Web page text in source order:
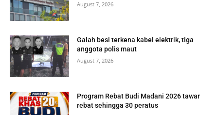
August 7, 2026
Galah besi terkena kabel elektrik, tiga
anggota polis maut
August 7, 2026
Program Rebat Budi Madani 2026 tawar
rebat sehingga 30 peratus